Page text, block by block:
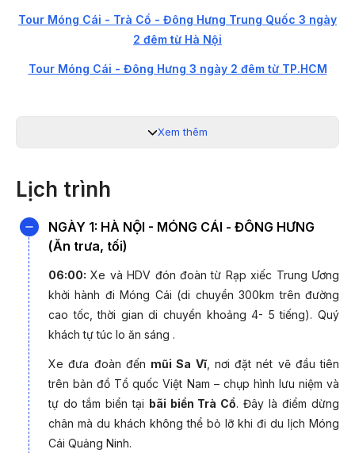
Tour Móng Cái - Trà Cổ - Đông Hưng Trung Quốc 3 ngày
2 đêm từ Hà Nội
Tour Móng Cái - Đông Hưng 3 ngày 2 đêm từ TP.HCM
tour tương đương phù hợp với nhu cầu của Quý khách.
Hotline: 19003440
Đón Quốc Khánh 2/9, Tour Móng Cái - Mũi Sa Vĩ - Đông Hưng
- Làng Chài Vạn Vĩ - Trúc Sơn cổ trấn 2 ngày 1 đêm từ Hà Nội
của PYS Travel sẽ đưa bạn khám phá vùng đất địa đầu Tổ
quốc với những trải nghiệm độc đáo, từ những điểm đến mang
ý nghĩa lịch sử, giao thương sầm uất, đến vẻ đẹp bình dị của
làng chài và không gian cổ kính. Một kỳ nghỉ lễ ý nghĩa và
đáng nhớ đang chờ đón bạn!
Mũi Sa Vĩ Là mốc địa đầu của tổ quốc, nơi đặt nét vẽ đầu tiên
của đường bờ biển dài hơn 3000km thuộc lãnh thổ Việt Nam,
mũi Sa Vĩmang ý nghĩa lịch sử lớn lao đối với dân tộc và đất
nước. Sở hữu những cảnh sắc thiên nhiên kỳ vĩ, nơi đây từ lâu
đã trở thành điểm du lịch mà du khách nào cũng muốn ghé
đến một lần.
Xem thêm
Lịch trình
NGÀY 1: HÀ NỘI - MÓNG CÁI - ĐÔNG HƯNG
(Ăn trưa, tối)
06:00: Xe và HDV đón đoàn từ Rạp xiếc Trung Ương
khởi hành đi Móng Cái (di chuyển 300km trên đường
cao tốc, thời gian di chuyển khoảng 4- 5 tiếng). Quý
khách tự túc lo ăn sáng .
Xe đưa đoàn đến mũi Sa Vĩ, nơi đặt nét vẽ đầu tiên
trên bản đồ Tổ quốc Việt Nam – chụp hình lưu niệm và
tự do tắm biển tại bãi biển Trà Cổ. Đây là điểm dừng
chân mà du khách không thể bỏ lỡ khi đi du lịch Móng
Cái Quảng Ninh.